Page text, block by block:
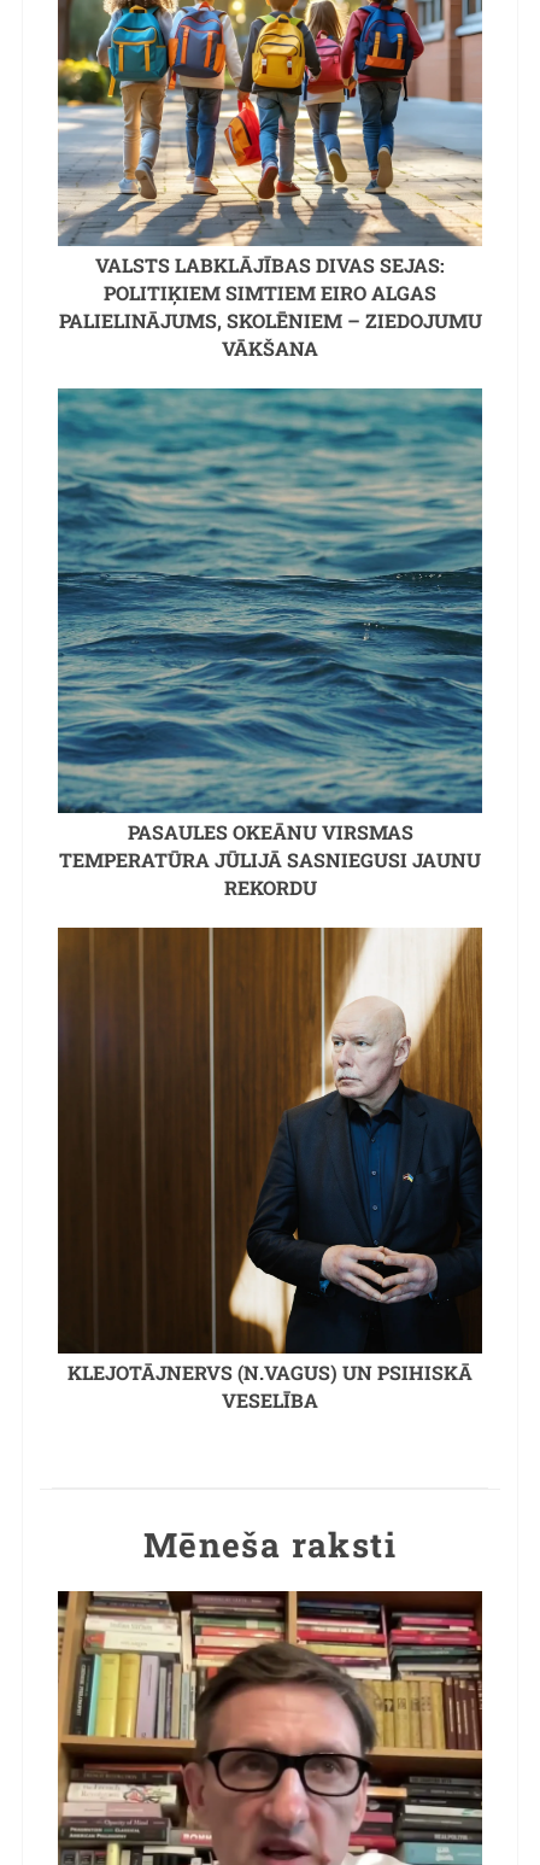
VALSTS LABKLĀJĪBAS DIVAS SEJAS:
POLITIĶIEM SIMTIEM EIRO ALGAS
PALIELINĀJUMS, SKOLĒNIEM – ZIEDOJUMU
VĀKŠANA
PASAULES OKEĀNU VIRSMAS
TEMPERATŪRA JŪLIJĀ SASNIEGUSI JAUNU
REKORDU
KLEJOTĀJNERVS (N.VAGUS) UN PSIHISKĀ
VESELĪBA
Mēneša raksti